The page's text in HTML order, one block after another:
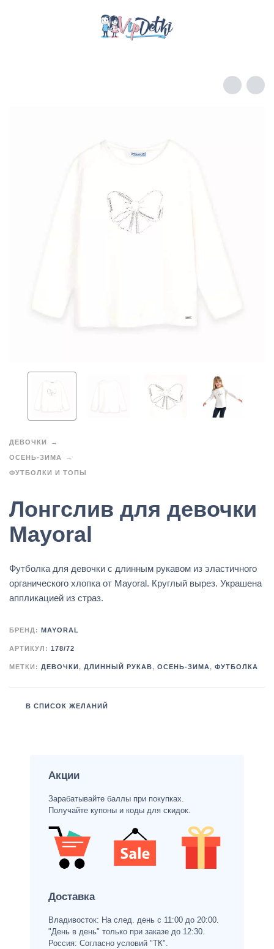
ДЕВОЧКИ
ОСЕНЬ-ЗИМА
ФУТБОЛКИ И ТОПЫ
Лонгслив для девочки
Mayoral
Футболка для девочки с длинным рукавом из эластичного
органического хлопка от Mayoral. Круглый вырез. Украшена
аппликацией из страз.
БРЕНД: MAYORAL
АРТИКУЛ: 178/72
МЕТКИ: ДЕВОЧКИ , ДЛИННЫЙ РУКАВ, ОСЕНЬ-ЗИМА, ФУТБОЛКА
В СПИСОК ЖЕЛАНИЙ
Акции
Зарабатывайте баллы при покупках.
Получайте купоны и коды для скидок.
Доставка
Владивосток: На след. день с 11:00 до 20:00.
"День в день" только при заказе до 12:30.
Россия: Согласно условий "ТК".